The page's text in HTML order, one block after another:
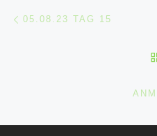
05.08.23 TAG 15